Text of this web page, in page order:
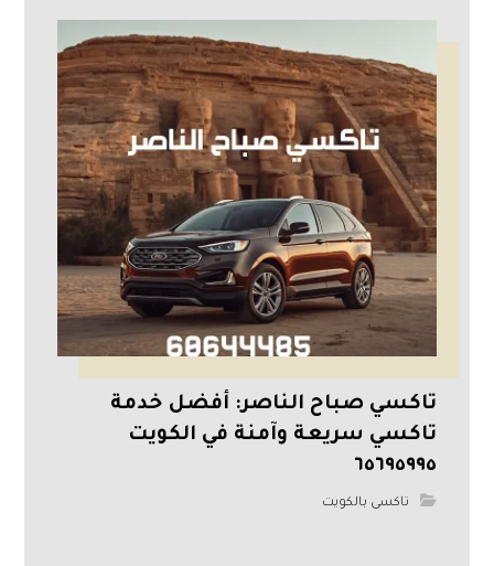
تاكسي صباح الناصر: أفضل خدمة
تاكسي سريعة وآمنة في الكويت
٦٥٦٩٥٩٩٥
تاكسى بالكويت